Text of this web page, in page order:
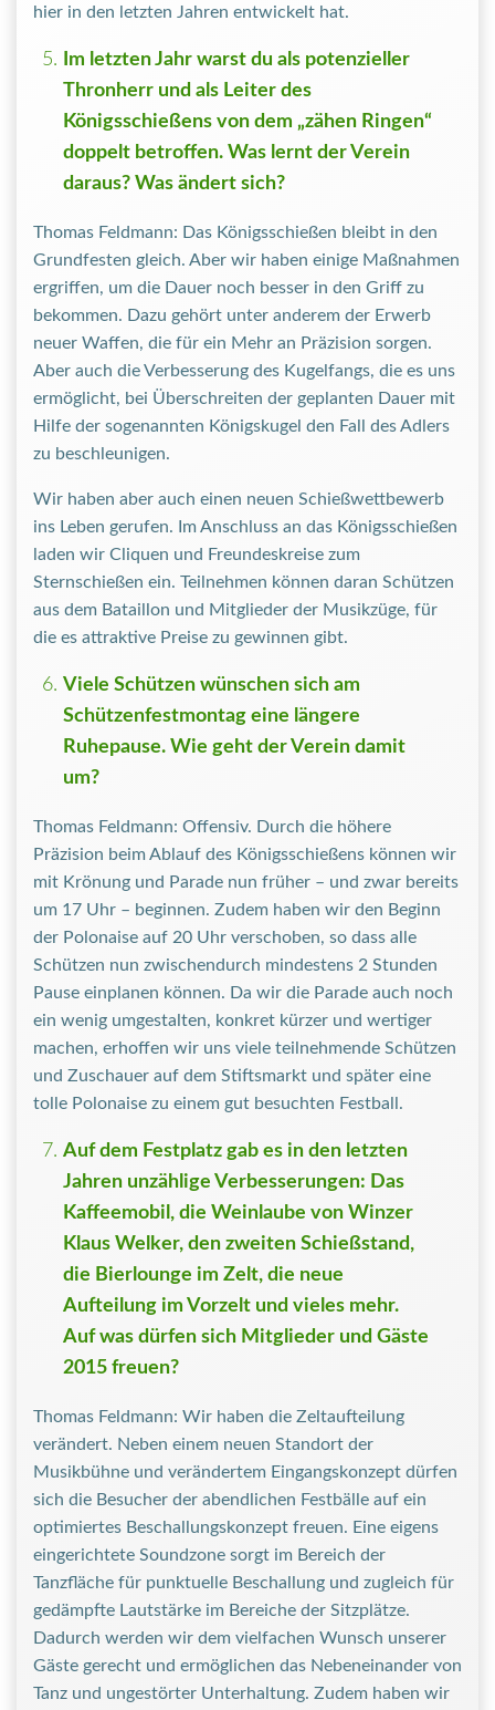
hier in den letzten Jahren entwickelt hat.
Im letzten Jahr warst du als potenzieller
Thronherr und als Leiter des
Königsschießens von dem „zähen Ringen“
doppelt betroffen. Was lernt der Verein
daraus? Was ändert sich?
Thomas Feldmann: Das Königsschießen bleibt in den
Grundfesten gleich. Aber wir haben einige Maßnahmen
ergriffen, um die Dauer noch besser in den Griff zu
bekommen. Dazu gehört unter anderem der Erwerb
neuer Waffen, die für ein Mehr an Präzision sorgen.
Aber auch die Verbesserung des Kugelfangs, die es uns
ermöglicht, bei Überschreiten der geplanten Dauer mit
Hilfe der sogenannten Königskugel den Fall des Adlers
zu beschleunigen.
Wir haben aber auch einen neuen Schießwettbewerb
ins Leben gerufen. Im Anschluss an das Königsschießen
laden wir Cliquen und Freundeskreise zum
Sternschießen ein. Teilnehmen können daran Schützen
aus dem Bataillon und Mitglieder der Musikzüge, für
die es attraktive Preise zu gewinnen gibt.
Viele Schützen wünschen sich am
Schützenfestmontag eine längere
Ruhepause. Wie geht der Verein damit
um?
Thomas Feldmann: Offensiv. Durch die höhere
Präzision beim Ablauf des Königsschießens können wir
mit Krönung und Parade nun früher – und zwar bereits
um 17 Uhr – beginnen. Zudem haben wir den Beginn
der Polonaise auf 20 Uhr verschoben, so dass alle
Schützen nun zwischendurch mindestens 2 Stunden
Pause einplanen können. Da wir die Parade auch noch
ein wenig umgestalten, konkret kürzer und wertiger
machen, erhoffen wir uns viele teilnehmende Schützen
und Zuschauer auf dem Stiftsmarkt und später eine
tolle Polonaise zu einem gut besuchten Festball.
Auf dem Festplatz gab es in den letzten
Jahren unzählige Verbesserungen: Das
Kaffeemobil, die Weinlaube von Winzer
Klaus Welker, den zweiten Schießstand,
die Bierlounge im Zelt, die neue
Aufteilung im Vorzelt und vieles mehr.
Auf was dürfen sich Mitglieder und Gäste
2015 freuen?
Thomas Feldmann: Wir haben die Zeltaufteilung
verändert. Neben einem neuen Standort der
Musikbühne und verändertem Eingangskonzept dürfen
sich die Besucher der abendlichen Festbälle auf ein
optimiertes Beschallungskonzept freuen. Eine eigens
eingerichtete Soundzone sorgt im Bereich der
Tanzfläche für punktuelle Beschallung und zugleich für
gedämpfte Lautstärke im Bereiche der Sitzplätze.
Dadurch werden wir dem vielfachen Wunsch unserer
Gäste gerecht und ermöglichen das Nebeneinander von
Tanz und ungestörter Unterhaltung. Zudem haben wir